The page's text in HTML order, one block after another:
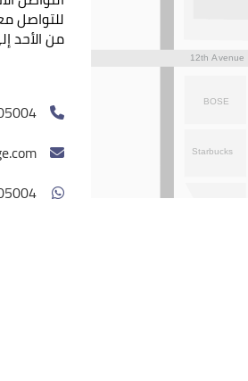
من الأحد إلى